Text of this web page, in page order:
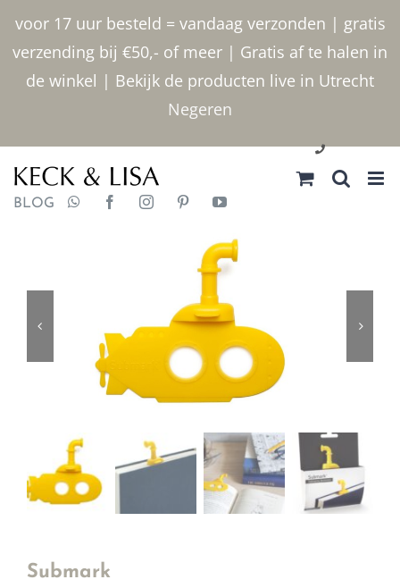
voor 17 uur besteld = vandaag verzonden | gratis
verzending bij €50,- of meer | Gratis af te halen in
de winkel | Bekijk de producten live in Utrecht
Negeren
inhoud
030 2400000
BLOG
Submark